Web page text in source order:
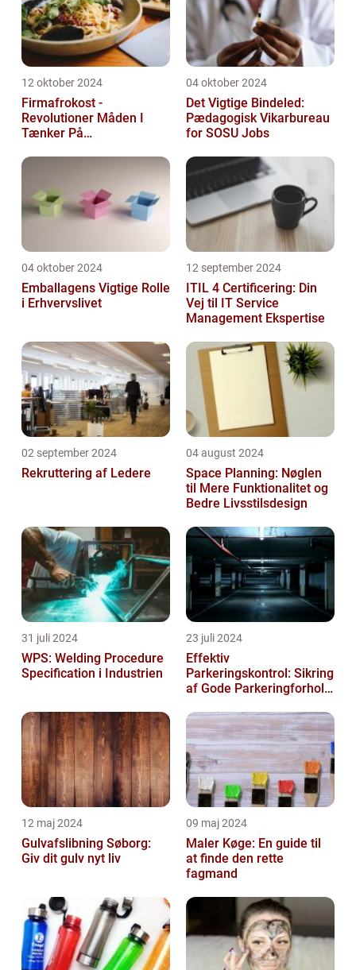
12 oktober 2024
Firmafrokost -
Revolutioner Måden I
Tænker På
04 oktober 2024
Det Vigtige Bindeled:
Pædagogisk Vikarbureau
for SOSU Jobs
04 oktober 2024
Emballagens Vigtige Rolle
i Erhvervslivet
12 september 2024
ITIL 4 Certificering: Din
Vej til IT Service
Management Ekspertise
02 september 2024
Rekruttering af Ledere
04 august 2024
Space Planning: Nøglen
til Mere Funktionalitet og
Bedre Livsstilsdesign
31 juli 2024
WPS: Welding Procedure
Specification i Industrien
23 juli 2024
Effektiv
Parkeringskontrol: Sikring
af Gode Parkeringforhold
12 maj 2024
Gulvafslibning Søborg:
Giv dit gulv nyt liv
09 maj 2024
Maler Køge: En guide til
at finde den rette
fagmand